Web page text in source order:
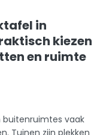
in
kiezen
en ruimte
buitenruimtes vaak
Tuinen zijn plekken